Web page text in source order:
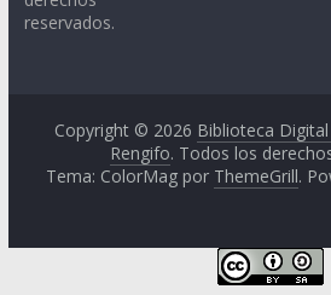
reservados.
Copyright © 2026 Biblioteca
Rengifo. Todos los
Tema: ColorMag por ThemeGrill.